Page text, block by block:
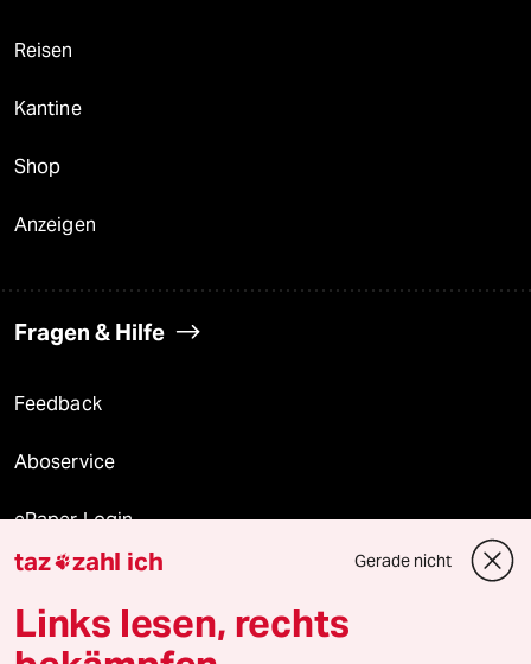
Reisen
Kantine
Shop
Anzeigen
Fragen & Hilfe
Feedback
Aboservice
ePaper Login
Downloads für Abonnierende
taz zahl ich Gerade nicht
Links lesen, rechts